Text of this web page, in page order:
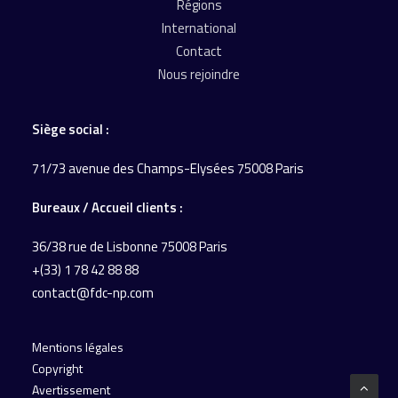
Régions
International
Contact
Nous rejoindre
Siège social :
71/73 avenue des Champs-Elysées 75008 Paris
Bureaux / Accueil clients :
36/38 rue de Lisbonne75008 Paris
+(33) 1 78 42 88 88
contact@fdc-np.com
Mentions légales
Copyright
Avertissement